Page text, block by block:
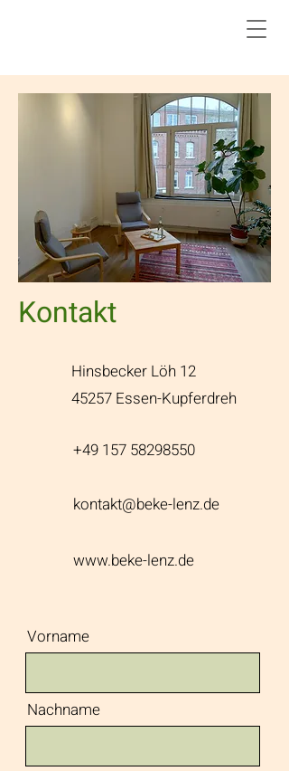
Kontakt
Hinsbecker Löh 12
45257 Essen-Kupferdreh
+49 157 58298550
kontakt@beke-lenz.de
www.beke-lenz.de
Vorname
Nachname